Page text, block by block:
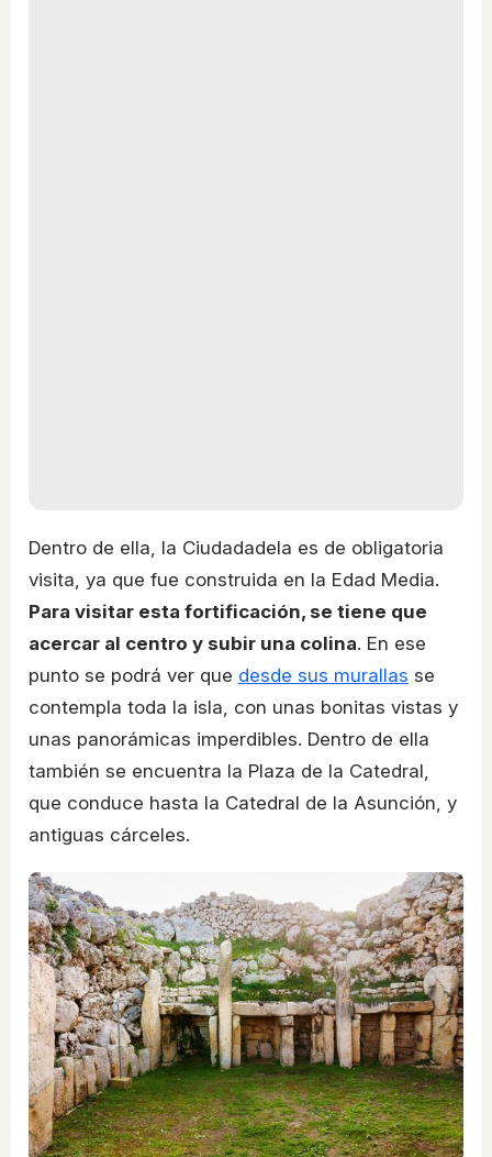
Dentro de ella, la Ciudadadela es de obligatoria
visita, ya que fue construida en la Edad Media.
Para visitar esta fortificación, se tiene que
acercar al centro y subir una colina. En ese
punto se podrá ver que desde sus murallas se
contempla toda la isla, con unas bonitas vistas y
unas panorámicas imperdibles. Dentro de ella
también se encuentra la Plaza de la Catedral,
que conduce hasta la Catedral de la Asunción, y
antiguas cárceles.